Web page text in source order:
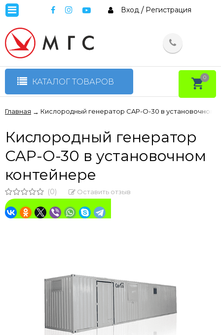
Вход / Регистрация
КАТАЛОГ ТОВАРОВ 0
Главная → Кислородный генератор CAP-O-30 в установочном
Кислородный генератор
CAP-O-30 в установочном
контейнере
(0) Оставить отзыв